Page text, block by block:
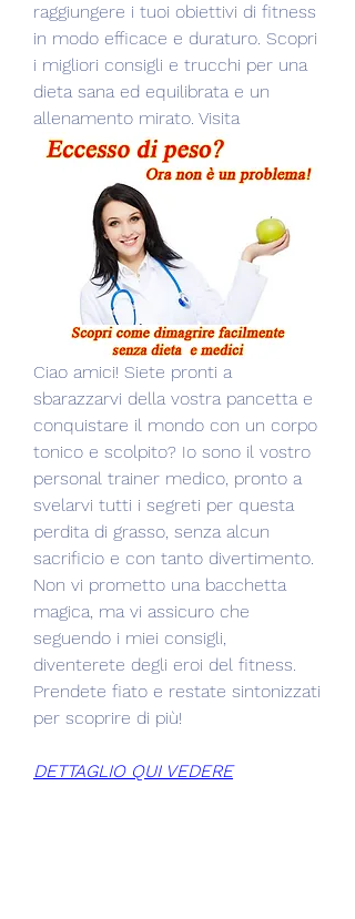
raggiungere i tuoi obiettivi di fitness
in modo efficace e duraturo. Scopri
i migliori consigli e trucchi per una
dieta sana ed equilibrata e un
allenamento mirato. Visita
Ciao amici! Siete pronti a
sbarazzarvi della vostra pancetta e
conquistare il mondo con un corpo
tonico e scolpito? Io sono il vostro
personal trainer medico, pronto a
svelarvi tutti i segreti per questa
perdita di grasso, senza alcun
sacrificio e con tanto divertimento.
Non vi prometto una bacchetta
magica, ma vi assicuro che
seguendo i miei consigli,
diventerete degli eroi del fitness.
Prendete fiato e restate sintonizzati
per scoprire di più!
DETTAGLIO QUI VEDERE